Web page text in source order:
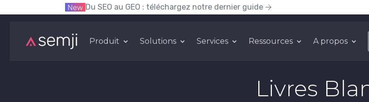
Du SEO au GEO : téléchargez notre dernier guide
Produit Solutions Services Ressources A propos
Livres